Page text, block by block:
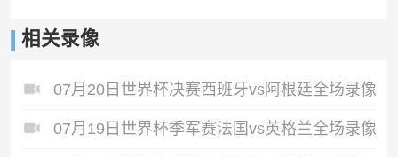
相关录像
07月20日世界杯决赛西班牙vs阿根廷全场录像
07月19日世界杯季军赛法国vs英格兰全场录像